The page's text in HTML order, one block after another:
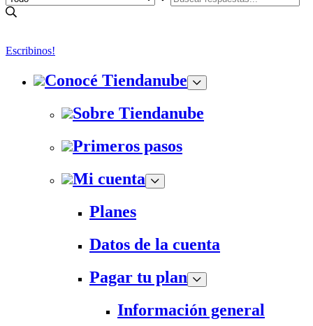
Escribinos!
Conocé Tiendanube
Sobre Tiendanube
Primeros pasos
Mi cuenta
Planes
Datos de la cuenta
Pagar tu plan
Información general